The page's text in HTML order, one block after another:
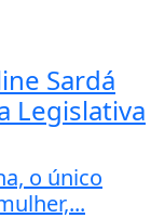
Sardá
Legislativa
o único